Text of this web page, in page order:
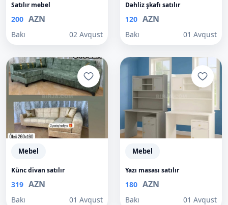
Satılır mebel
200 AZN
Bakı 02 Avqust
Dəhliz şkafı satılır
120 AZN
Bakı 01 Avqust
Mebel
Künc divan satılır
319 AZN
Bakı 01 Avqust
Mebel
Yazı masası satılır
180 AZN
Bakı 01 Avqust